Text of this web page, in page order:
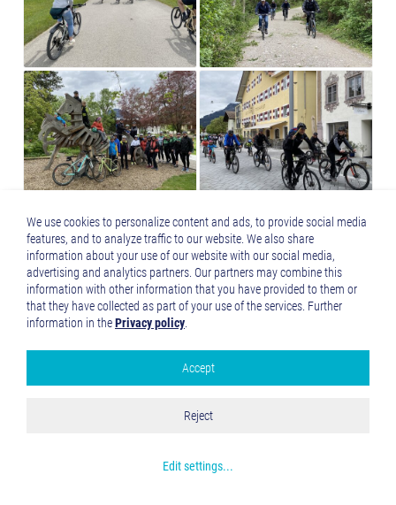
Google Analytics
We use cookies to personalize content and ads, to provide social media
features, and to analyze traffic to our website. We also share
information about your use of our website with our social media,
advertising and analytics partners. Our partners may combine this
information with other information that you have provided to them or
that they have collected as part of your use of the services. Further
information in thePrivacy policy
Edit settings...
Reject
Accept